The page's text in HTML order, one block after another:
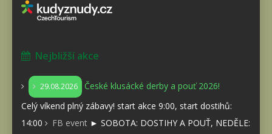
Nejbližší akce
29.08.2026
České klusácké derby a pouť 2026!
Celý víkend plný zábavy! start akce 9:00, start dostihů:
14:00
FB event ► SOBOTA: DOSTIHY A POUŤ, NEDĚLE: